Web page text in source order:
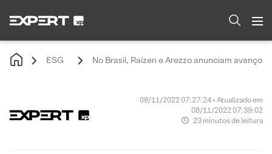
ESG No Brasil, Raízen e Arezzo anunciam
08/11/2022 07:27:24 • Atualizado em
08/11/2022 07:39:02
23 minutos de leitura